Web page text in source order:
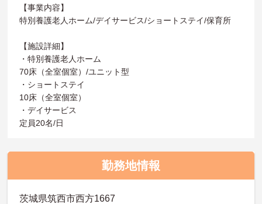
【事業内容】
特別養護老人ホーム/デイサービス/ショートステイ/保育所
【施設詳細】
・特別養護老人ホーム
70床（全室個室）/ユニット型
・ショートステイ
10床（全室個室）
・デイサービス
定員20名/日
勤務地情報
茨城県筑西市西方1667